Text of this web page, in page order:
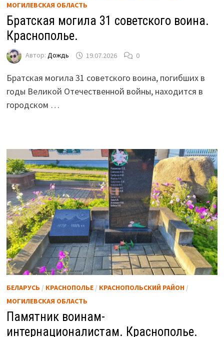
МОГИЛЕВСКАЯ ОБЛАСТЬ
Братская могила 31 советского воина.
Краснополье.
Автор: Дождь 19.07.2026 0
Братская могила 31 советского воина, погибших в
годы Великой Отечественной войны, находится в
городском …
БЕЛАРУСЬ / КРАСНОПОЛЬЕ/ КРАСНОПОЛЬСКИЙ РАЙОН/
МОГИЛЕВСКАЯ ОБЛАСТЬ
Памятник воинам-
интернационалистам. Краснополье.